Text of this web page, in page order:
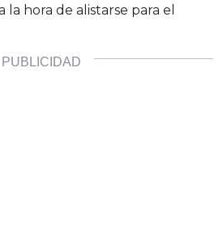
hora de alistarse para el